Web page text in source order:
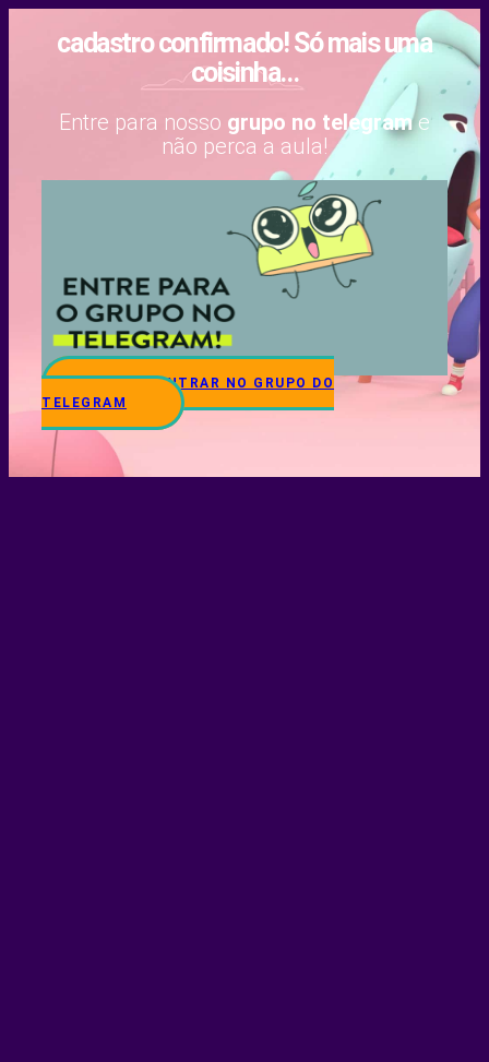
cadastro confirmado! Só mais uma
coisinha...
Entre para nosso grupo no telegrame
não perca a aula!
QUERO ENTRAR NO GRUPO DO
TELEGRAM